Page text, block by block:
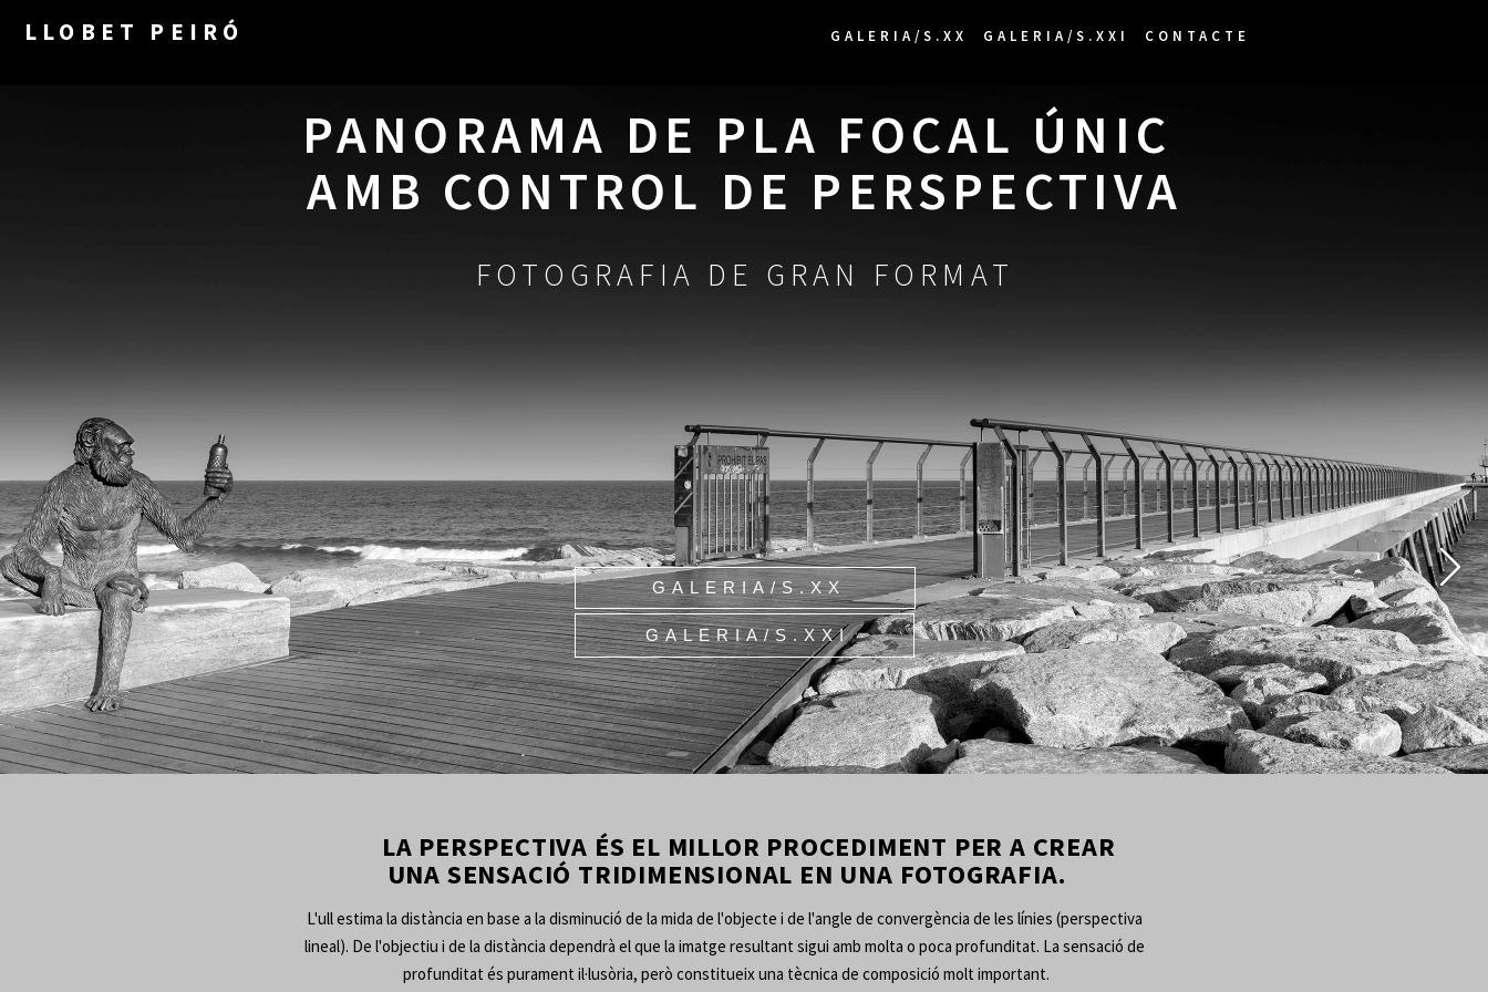
GALERIA/S.XX
GALERIA/S.XXI
PANORAMA DE PLA FOCAL ÚNIC
AMB CONTROL DE PERSPECTIVA
FOTOGRAFIA DE GRAN FORMAT
UNA SENSACIÓ TRIDIMENSIONAL EN UNA FOTOGRAFIA.
L'ull estima la distància en base a la disminució de la mida de l'objecte i de l'angle de convergència de les línies (perspectiva
lineal). De l'objectiu i de la distància dependrà el que la imatge resultant sigui amb molta o poca profunditat. La sensació de
profunditat és purament il·lusòria, però constitueix una tècnica de composició molt important.
LLOBET PEIRÓ GALERIA/S.XX GALERIA/S.XXI CONTACTE